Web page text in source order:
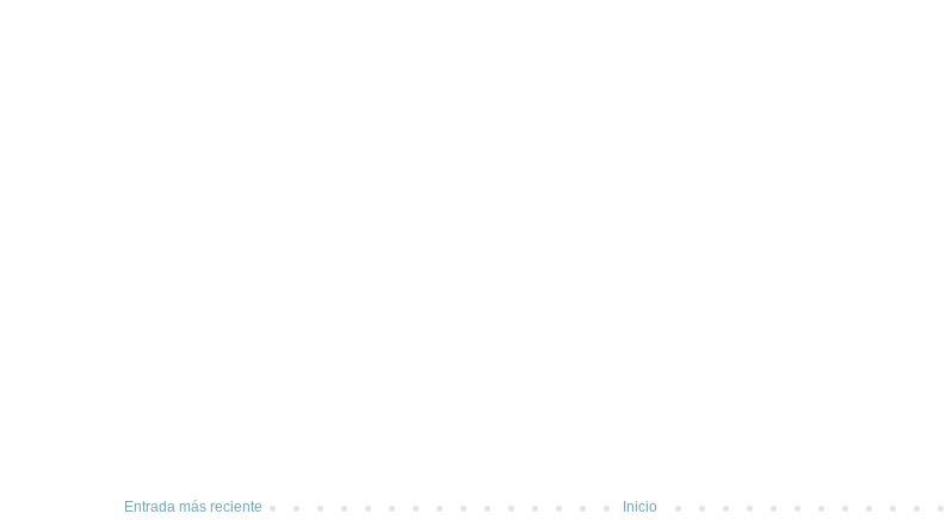
Entrada más reciente
Inicio